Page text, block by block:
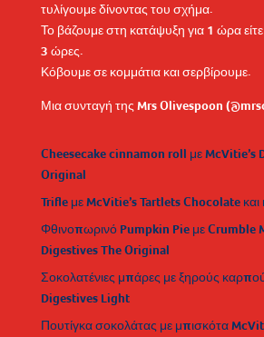
τυλίγουμε δίνοντας του σχήμα.
Το βάζουμε στη κατάψυξη για 1 ώρα
3 ώρες.
Κόβουμε σε κομμάτια και σερβίρουμε.
Μια συνταγή της Mrs Olivespoon
Cheesecake cinnamon roll με McVitie’s
Original
Trifle με McVitie’s Tartlets Chocolate
Φθινοπωρινό Pumpkin Pie με Crumble
Digestives The Original
Σοκολατένιες μπάρες με ξηρούς
Digestives Light
Πουτίγκα σοκολάτας με μπισκότα